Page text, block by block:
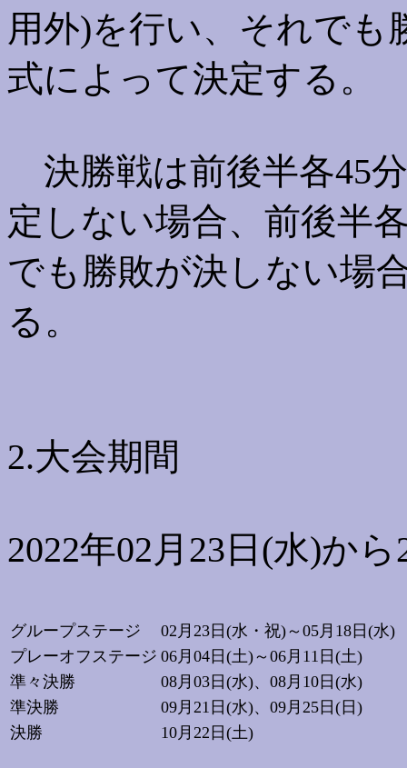
用外)を行い、それでも
式によって決定する。
決勝戦は前後半各45
定しない場合、前後半
でも勝敗が決しない場
る。
2.大会期間
2022年02月23日(水)か
グループステージ
02月23日(水・祝)～05月18日(水)
プレーオフステージ 06月04日(土)～06月11日(土)
準々決勝
08月03日(水)、08月10日(水)
準決勝
09月21日(水)、09月25日(日)
決勝
10月22日(土)